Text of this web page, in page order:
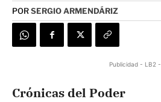
PORSERGIO ARMENDÁRIZ
Publicidad - LB2 -
Crónicas del Poder